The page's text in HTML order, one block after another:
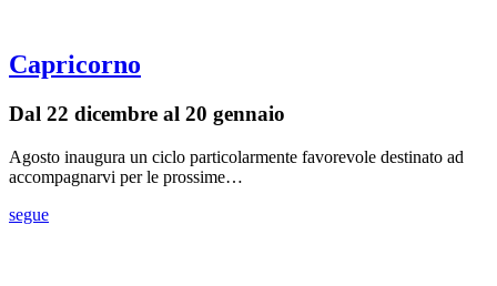
Capricorno
Dal 22 dicembre al 20 gennaio
Agosto inaugura un ciclo particolarmente favorevole destinato ad
accompagnarvi per le prossime…
segue